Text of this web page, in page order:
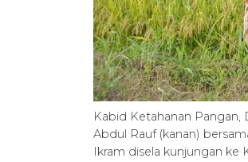
Kabid Ketahanan
Abdul Rauf (kanan)
Ikram disela kunjungan ke